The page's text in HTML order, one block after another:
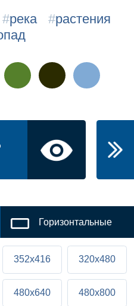
#река #растения
Горизонтальные
352x416 320x480
480x640 480x800